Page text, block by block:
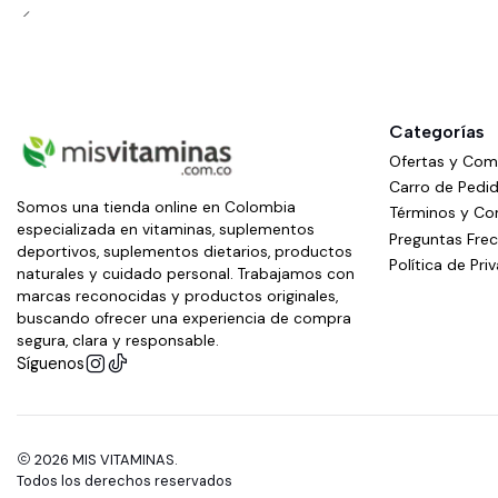
Somos una tienda online en Colombia
especializada en vitaminas, suplementos
deportivos, suplementos dietarios, productos
naturales y cuidado personal. Trabajamos con
marcas reconocidas y productos originales,
buscando ofrecer una experiencia de compra
segura, clara y responsable.
Síguenos
Categorías
Ofertas y
Carro de
Términos y
Preguntas
Política de
2026 MIS VITAMINAS.
Todos los derechos reservados